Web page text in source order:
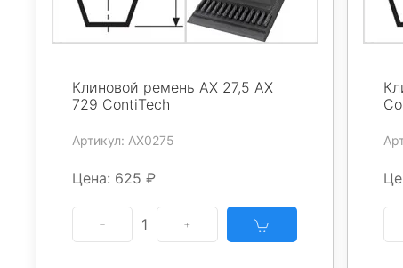
Клиновой ремень AX 27,5 AX
729 ContiTech
Артикул: AX0275
Цена: 625 ₽
1